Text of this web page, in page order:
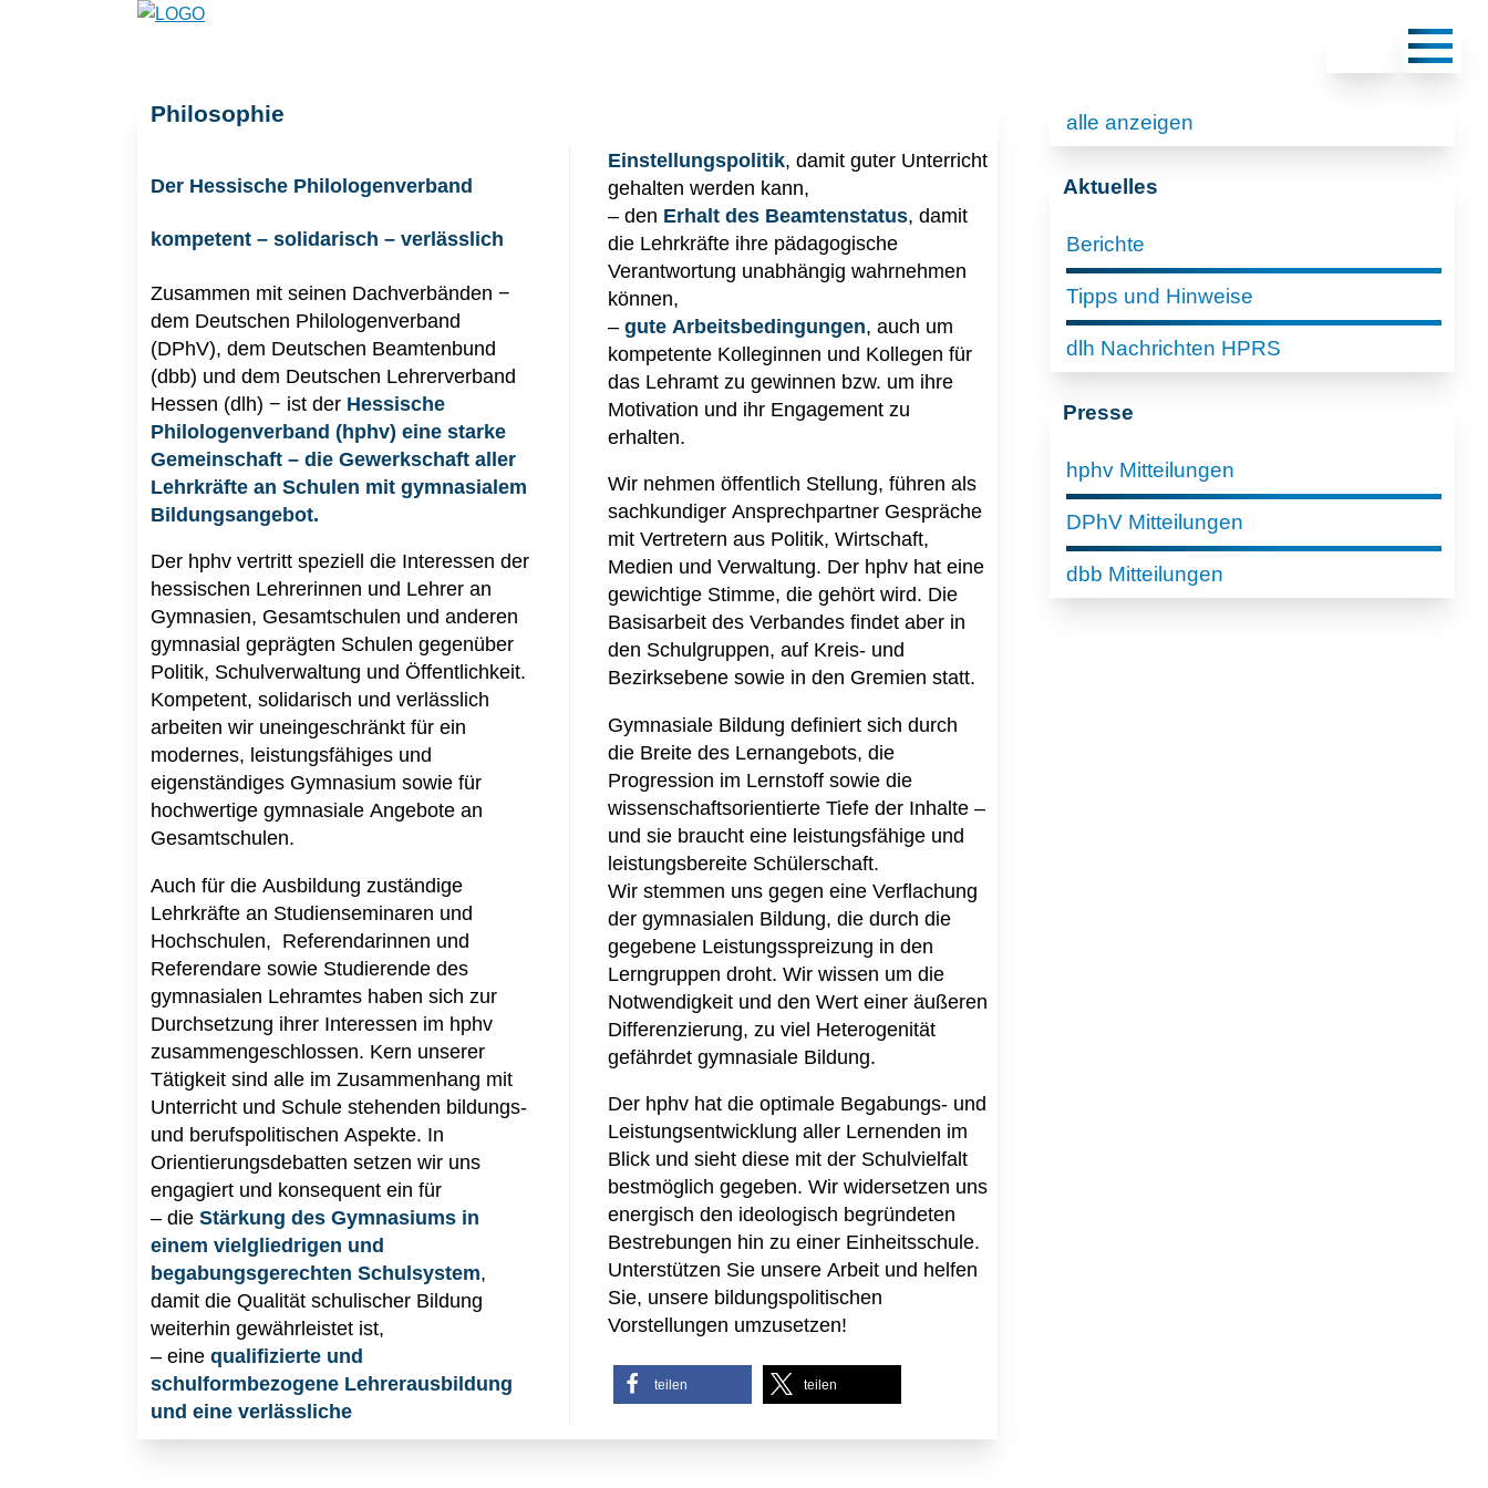
Philosophie
Der Hessische Philologenverband
kompetent – solidarisch – verlässlich
Zusammen mit seinen Dachverbänden −
dem Deutschen Philologenverband
(DPhV), dem Deutschen Beamtenbund
(dbb) und dem Deutschen Lehrerverband
Hessen (dlh) − ist der Hessische
Philologenverband (hphv) eine starke
Gemeinschaft – die Gewerkschaft aller
Lehrkräfte an Schulen mit gymnasialem
Bildungsangebot.
Der hphv vertritt speziell die Interessen der
hessischen Lehrerinnen und Lehrer an
Gymnasien, Gesamtschulen und anderen
gymnasial geprägten Schulen gegenüber
Politik, Schulverwaltung und Öffentlichkeit.
Kompetent, solidarisch und verlässlich
arbeiten wir uneingeschränkt für ein
modernes, leistungsfähiges und
eigenständiges Gymnasium sowie für
hochwertige gymnasiale Angebote an
Gesamtschulen.
Auch für die Ausbildung zuständige
Lehrkräfte an Studienseminaren und
Hochschulen, Referendarinnen und
Referendare sowie Studierende des
gymnasialen Lehramtes haben sich zur
Durchsetzung ihrer Interessen im hphv
zusammengeschlossen. Kern unserer
Tätigkeit sind alle im Zusammenhang mit
Unterricht und Schule stehenden bildungs-
und berufspolitischen Aspekte. In
Orientierungsdebatten setzen wir uns
engagiert und konsequent ein für
– die Stärkung des Gymnasiums in
einem vielgliedrigen und
begabungsgerechten Schulsystem,
damit die Qualität schulischer Bildung
weiterhin gewährleistet ist,
– eine qualifizierte und
schulformbezogene Lehrerausbildung
und eine verlässliche
Einstellungspolitik, damit guter Unterricht
gehalten werden kann,
– den Erhalt des Beamtenstatus, damit
die Lehrkräfte ihre pädagogische
Verantwortung unabhängig wahrnehmen
können,
–gute Arbeitsbedingungen, auch um
kompetente Kolleginnen und Kollegen für
das Lehramt zu gewinnen bzw. um ihre
Motivation und ihr Engagement zu
erhalten.
Wir nehmen öffentlich Stellung, führen als
sachkundiger Ansprechpartner Gespräche
mit Vertretern aus Politik, Wirtschaft,
Medien und Verwaltung. Der hphv hat eine
gewichtige Stimme, die gehört wird. Die
Basisarbeit des Verbandes findet aber in
den Schulgruppen, auf Kreis- und
Bezirksebene sowie in den Gremien statt.
Gymnasiale Bildung definiert sich durch
die Breite des Lernangebots, die
Progression im Lernstoff sowie die
wissenschaftsorientierte Tiefe der Inhalte –
und sie braucht eine leistungsfähige und
leistungsbereite Schülerschaft.
Wir stemmen uns gegen eine Verflachung
der gymnasialen Bildung, die durch die
gegebene Leistungsspreizung in den
Lerngruppen droht. Wir wissen um die
Notwendigkeit und den Wert einer äußeren
Differenzierung, zu viel Heterogenität
gefährdet gymnasiale Bildung.
Der hphv hat die optimale Begabungs- und
Leistungsentwicklung aller Lernenden im
Blick und sieht diese mit der Schulvielfalt
bestmöglich gegeben. Wir widersetzen uns
energisch den ideologisch begründeten
Bestrebungen hin zu einer Einheitsschule.
Unterstützen Sie unsere Arbeit und helfen
Sie, unsere bildungspolitischen
Vorstellungen umzusetzen!
teilen teilen
alle anzeigen
Aktuelles
Berichte
Tipps und Hinweise
dlh Nachrichten HPRS
Presse
hphv Mitteilungen
DPhV Mitteilungen
dbb Mitteilungen